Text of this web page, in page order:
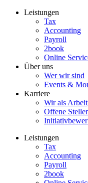
Zum
Leistungen
Tax
Accounting
Payroll
2book
Online
Über uns
Wer wir sind
Events &
Karriere
Wir als
Offene
Leistungen
Tax
Accounting
Payroll
2book